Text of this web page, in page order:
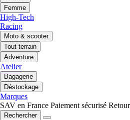
Femme
High-Tech
Racing
Moto & scooter
Tout-terrain
Adventure
Atelier
Bagagerie
Déstockage
Marques
SAV en France Paiement sécurisé
Rechercher